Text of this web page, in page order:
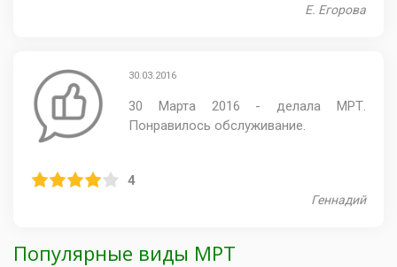
Е. Егорова
30.03.2016
30 Марта 2016 - делала МРТ.
Понравилось обслуживание.
4
Геннадий
Популярные виды МРТ